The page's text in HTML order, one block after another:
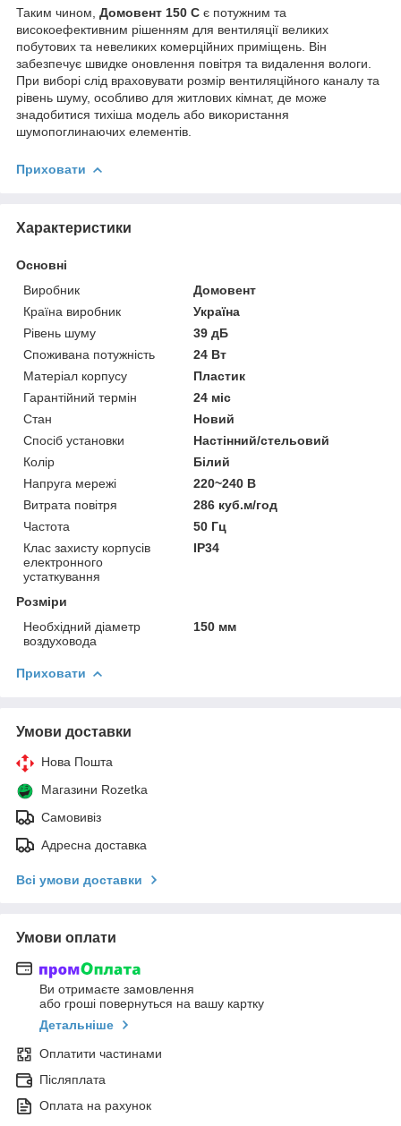
Таким чином, Домовент 150 С є потужним та
високоефективним рішенням для вентиляції великих
побутових та невеликих комерційних приміщень. Він
забезпечує швидке оновлення повітря та видалення вологи.
При виборі слід враховувати розмір вентиляційного каналу та
рівень шуму, особливо для житлових кімнат, де може
знадобитися тихіша модель або використання
шумопоглинаючих елементів.
Приховати
Характеристики
Основні
Виробник
Домовент
Країна виробник
Україна
Рівень шуму
39 дБ
Споживана потужність
24 Вт
Матеріал корпусу
Пластик
Гарантійний термін
24 міс
Стан
Новий
Спосіб установки
Настінний/стельовий
Колір
Білий
Напруга мережі
220~240 В
Витрата повітря
286 куб.м/год
Частота
50 Гц
Клас захисту корпусів
електронного
устаткування
IP34
Розміри
Необхідний діаметр
воздуховода
150 мм
Приховати
Умови доставки
Нова Пошта
Магазини Rozetka
Самовивіз
Адресна доставка
Всі умови доставки
Умови оплати
Ви отримаєте замовлення
або гроші повернуться на вашу картку
Детальніше
Оплатити частинами
Післяплата
Оплата на рахунок